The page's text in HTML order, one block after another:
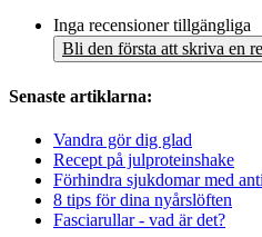
Inga recensioner tillgängliga
Bli den första att skriva en
Senaste artiklarna:
Vandra gör dig glad
Recept på julproteinshake
Förhindra sjukdomar med
8 tips för dina nyårslöften
Fasciarullar - vad är det?